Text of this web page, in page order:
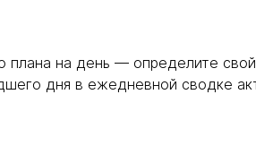
плана на день — определите
дня в ежедневной сводке